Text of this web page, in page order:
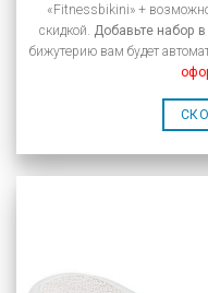
«Fitnessbikini» +
скидкой. Добавьте набор в
бижутерию вам будет